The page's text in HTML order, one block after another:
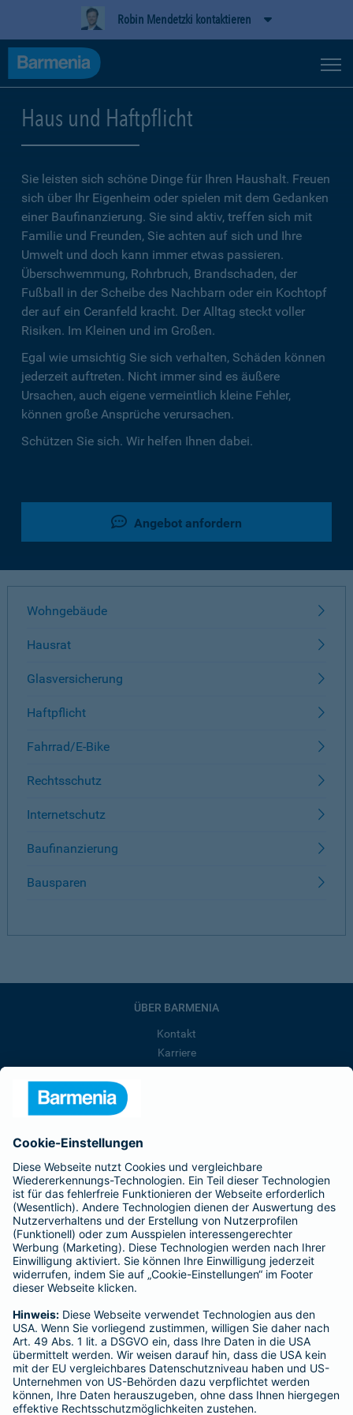
Robin Mendetzki kontaktieren
Haus und Haftpflicht
Sie leisten sich schöne Dinge für Ihren Haushalt. Freuen
sich über Ihr Eigenheim oder spielen mit dem Gedanken
einer Baufinanzierung. Sie sind aktiv, treffen sich mit
Familie und Freunden, Sie achten auf sich und Ihre
Umwelt und doch kann immer etwas passieren.
Überschwemmung, Rohrbruch, Brandschaden, der
Fußball in der Scheibe des Nachbarn oder ein Kochtopf
der auf ein Ceranfeld kracht. Der Alltag steckt voller
Risiken. Im Kleinen und im Großen.
Egal wie umsichtig Sie sich verhalten, Schäden können
jederzeit auftreten. Nicht immer sind es äußere
Ursachen, auch eigene vermeintlich kleine Fehler,
können große Ansprüche verursachen.
Schützen Sie sich. Wir helfen Ihnen dabei.
Angebot anfordern
Wohngebäude
Hausrat
Glasversicherung
Haftpflicht
Fahrrad/E-Bike
Rechtsschutz
Internetschutz
Baufinanzierung
Bausparen
ÜBER BARMENIA
Kontakt
Karriere
Barmenia ist Teil der BarmeniaGothaer
BELIEBTE SEITEN
Kranken-Zusatzversicherung
Tierversicherungen
Haftpflichtversicherung
Hausratversicherung
Adresse ändern
Schaden melden
Kilometerstandsmeldung
Serviceübersicht